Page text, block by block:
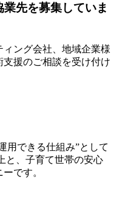
先を募集していま
ング会社、地域企業様
援のご相談を受け付け
用できる仕組み”として
と、子育て世帯の安心
です。